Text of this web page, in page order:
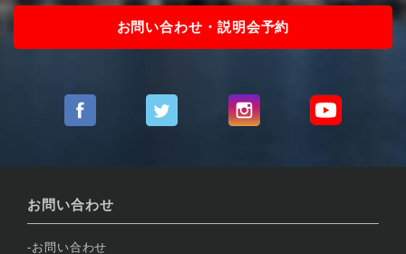
お問い合わせ・説明会予約
お問い合わせ
お問い合わせ